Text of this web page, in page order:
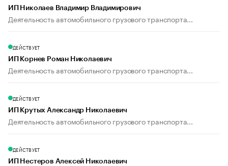
ИП Николаев Владимир Владимирович
Деятельность автомобильного грузового транспорта...
ДЕЙСТВУЕТ
ИП Корнев Роман Николаевич
Деятельность автомобильного грузового транспорта...
ДЕЙСТВУЕТ
ИП Крутых Александр Николаевич
Деятельность автомобильного грузового транспорта...
ДЕЙСТВУЕТ
ИП Нестеров Алексей Николаевич